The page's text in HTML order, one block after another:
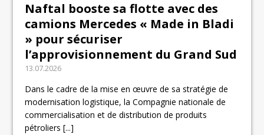
Naftal booste sa flotte avec des
camions Mercedes « Made in Bladi
» pour sécuriser
l’approvisionnement du Grand Sud
13.07.2026
Dans le cadre de la mise en œuvre de sa stratégie de
modernisation logistique, la Compagnie nationale de
commercialisation et de distribution de produits
pétroliers[...]